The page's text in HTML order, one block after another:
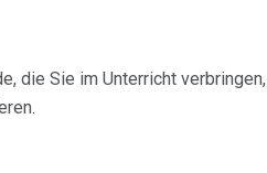
die Sie im Unterricht verbringen,